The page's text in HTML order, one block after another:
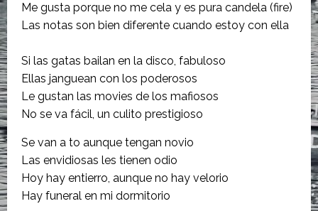
Me gusta porque no me cela y es pura candela (fire)
Las notas son bien diferente cuando estoy con ella
Si las gatas bailan en la disco, fabuloso
Ellas janguean con los poderosos
Le gustan las movies de los mafiosos
No se va fácil, un culito prestigioso
Se van a to aunque tengan novio
Las envidiosas les tienen odio
Hoy hay entierro, aunque no hay velorio
Hay funeral en mi dormitorio